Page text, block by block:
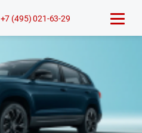
+7 (495) 021-63-29